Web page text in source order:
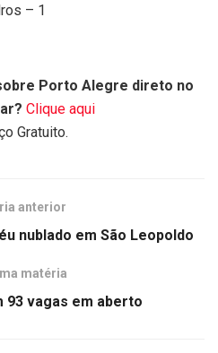
– 1
Porto Alegre direto no
Clique aqui
Gratuito.
anterior
nublado em São Leopoldo
matéria
93 vagas em aberto